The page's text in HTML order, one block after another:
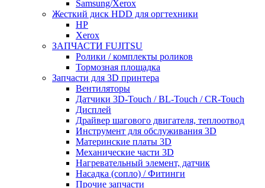
Samsung/Xerox
Жесткий диск HDD для оргтехники
HP
Xerox
ЗАПЧАСТИ FUJITSU
Ролики / комплекты роликов
Тормозная площадка
Запчасти для 3D принтера
Вентиляторы
Датчики 3D-Touch / BL-Touch / CR-Touch
Дисплей
Драйвер шагового двигателя, теплоотвод
Инструмент для обслуживания 3D
Материнские платы 3D
Механические части 3D
Нагревательный элемент, датчик
Насадка (сопло) / Фитинги
Прочие запчасти